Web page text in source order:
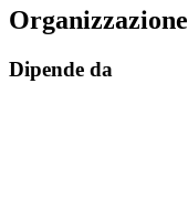
Dipende da